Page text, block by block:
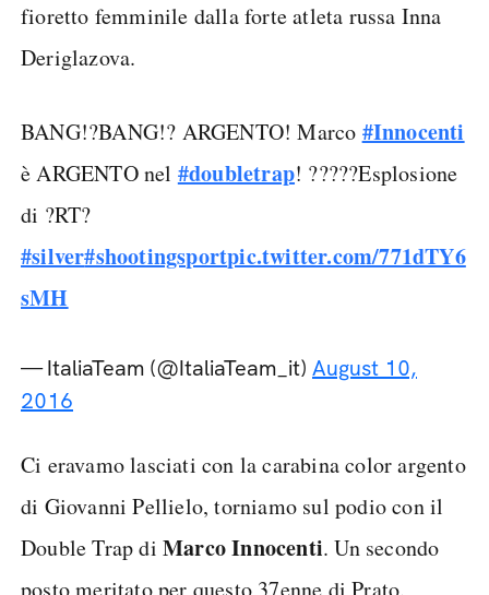
fioretto femminile dalla forte atleta russa Inna
Deriglazova.
BANG!?BANG!? ARGENTO! Marco #Innocenti
è ARGENTO nel #doubletrap! ?????Esplosione
di ?RT?
#silver#shootingsportpic.twitter.com/771dTY6
sMH
— ItaliaTeam (@ItaliaTeam_it) August 10,
2016
Ci eravamo lasciati con la carabina color argento
di Giovanni Pellielo, torniamo sul podio con il
Double Trap di Marco Innocenti. Un secondo
posto meritato per questo 37enne di Prato.